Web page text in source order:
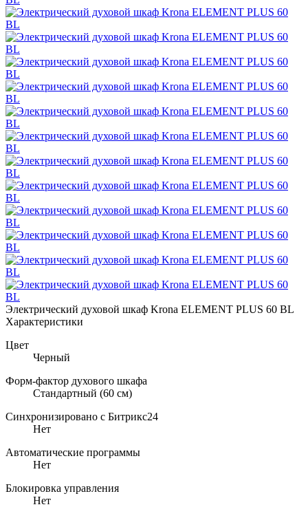
Электрический духовой шкаф Krona ELEMENT PLUS 60 BL
Характеристики
Цвет
Черный
Форм-фактор духового шкафа
Стандартный (60 см)
Синхронизировано с Битрикс24
Нет
Автоматические программы
Нет
Блокировка управления
Нет